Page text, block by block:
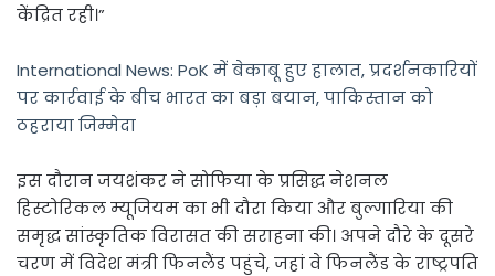
केंद्रित रही।”
International News: PoK में बेकाबू हुए हालात, प्रदर्शनकारियों
पर कार्रवाई के बीच भारत का बड़ा बयान, पाकिस्तान को
ठहराया जिम्मेदा
इस दौरान जयशंकर ने सोफिया के प्रसिद्ध नेशनल
हिस्टोरिकल म्यूजियम का भी दौरा किया और बुल्गारिया की
समृद्ध सांस्कृतिक विरासत की सराहना की। अपने दौरे के दूसरे
चरण में विदेश मंत्री फिनलैंड पहुंचे, जहां वे फिनलैंड के राष्ट्रपति